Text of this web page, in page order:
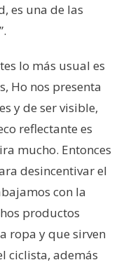
es una de las
lo más usual es
Ho nos presenta
y de ser visible,
reflectante es
mucho. Entonces
desincentivar el
con la
productos
ropa y que sirven
ciclista, además